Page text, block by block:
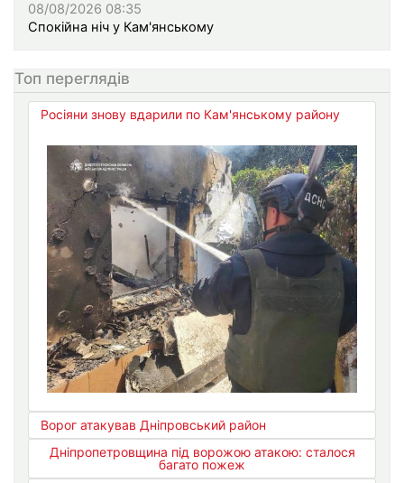
08/08/2026 08:35
Спокійна ніч у Кам'янському
Топ переглядів
Росіяни знову вдарили по Кам'янському району
Ворог атакував Дніпровський район
Дніпропетровщина під ворожою атакою: сталося
багато пожеж